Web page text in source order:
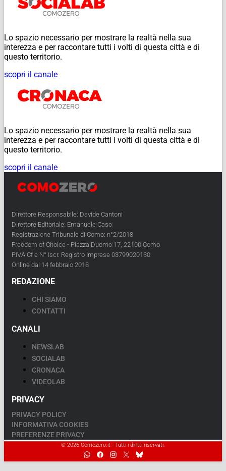
Lo spazio necessario per mostrare la realtà nella sua
interezza e per raccontare tutti i volti di questa città e di
questo territorio.
scopri il canale
Lo spazio necessario per mostrare la realtà nella sua
interezza e per raccontare tutti i volti di questa città e di
questo territorio.
scopri il canale
Direttore Responsabile: Davide Cantoni
Direttore Editoriale: Emanuele Caso
Registrazione Tribunale di Como: n°2/2018
Freedom of Choice - Piazza Duomo 17, 22100 Como
PIVA Cf e N° Iscr. Registro Imprese 03799020130
Online dal 14 febbraio 2018
REDAZIONE
CHI SIAMO
CONTATTI
CANALI
NEWSLAB
SOCIALAB
CRONACA
VIDEOLAB
PRIVACY
PRIVACY POLICY
INFORMATIVA COOKIES
PREFERENZE PRIVACY
© 2026 Comozero.it - Tutti i diritti riservati.